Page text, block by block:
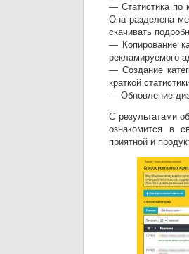
— Статистика по
Она разделена
скачивать
— Копирование
рекламируемого
— Создание
краткой
— Обновление
С результатами
ознакомится в
приятной и